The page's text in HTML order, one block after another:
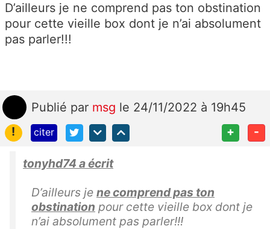
D’ailleurs je ne comprend pas ton obstination
pour cette vieille box dont je n’ai absolument
pas parler!!!
Publié par msg le 24/11/2022 à 19h45
!
citer + -
tonyhd74 a écrit
D’ailleurs je ne comprend pas ton
obstination pour cette vieille box dont je
n’ai absolument pas parler!!!